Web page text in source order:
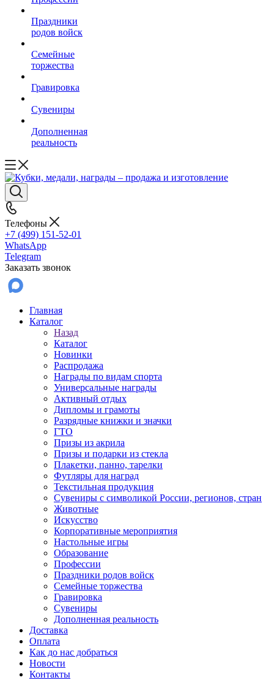
Праздники
родов войск
Семейные
торжества
Гравировка
Сувениры
Дополненная
реальность
Телефоны
+7 (499) 151-52-01
WhatsApp
Telegram
Заказать звонок
Главная
Каталог
Назад
Каталог
Новинки
Распродажа
Награды по видам спорта
Универсальные награды
Активный отдых
Дипломы и грамоты
Разрядные книжки и значки
ГТО
Призы из акрила
Призы и подарки из стекла
Плакетки, панно, тарелки
Футляры для наград
Текстильная продукция
Сувениры с символикой России, регионов, стран
Животные
Искусство
Корпоративные мероприятия
Настольные игры
Образование
Профессии
Праздники родов войск
Семейные торжества
Гравировка
Сувениры
Дополненная реальность
Доставка
Оплата
Как до нас добраться
Новости
Контакты